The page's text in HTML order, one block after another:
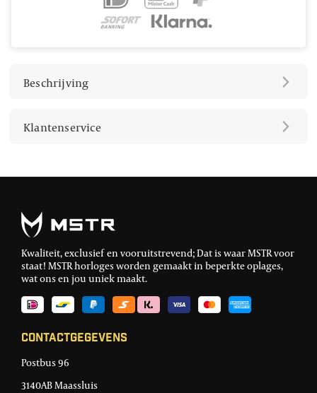
Beschrijving
Klantenservice
Kwaliteit, exclusief en vooruitstrevend; Dat is waar MSTR voor
staat! MSTR horloges worden gemaakt in beperkte oplages,
wat ons en jou uniek maakt.
Contactgegevens
Postbus 96
3140AB Maassluis